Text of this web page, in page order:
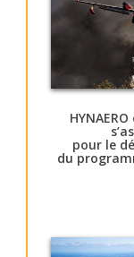
HYNAERO
pour le
du